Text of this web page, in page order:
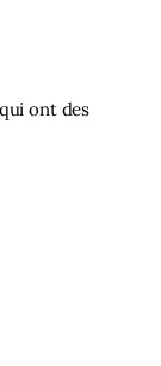
ont des